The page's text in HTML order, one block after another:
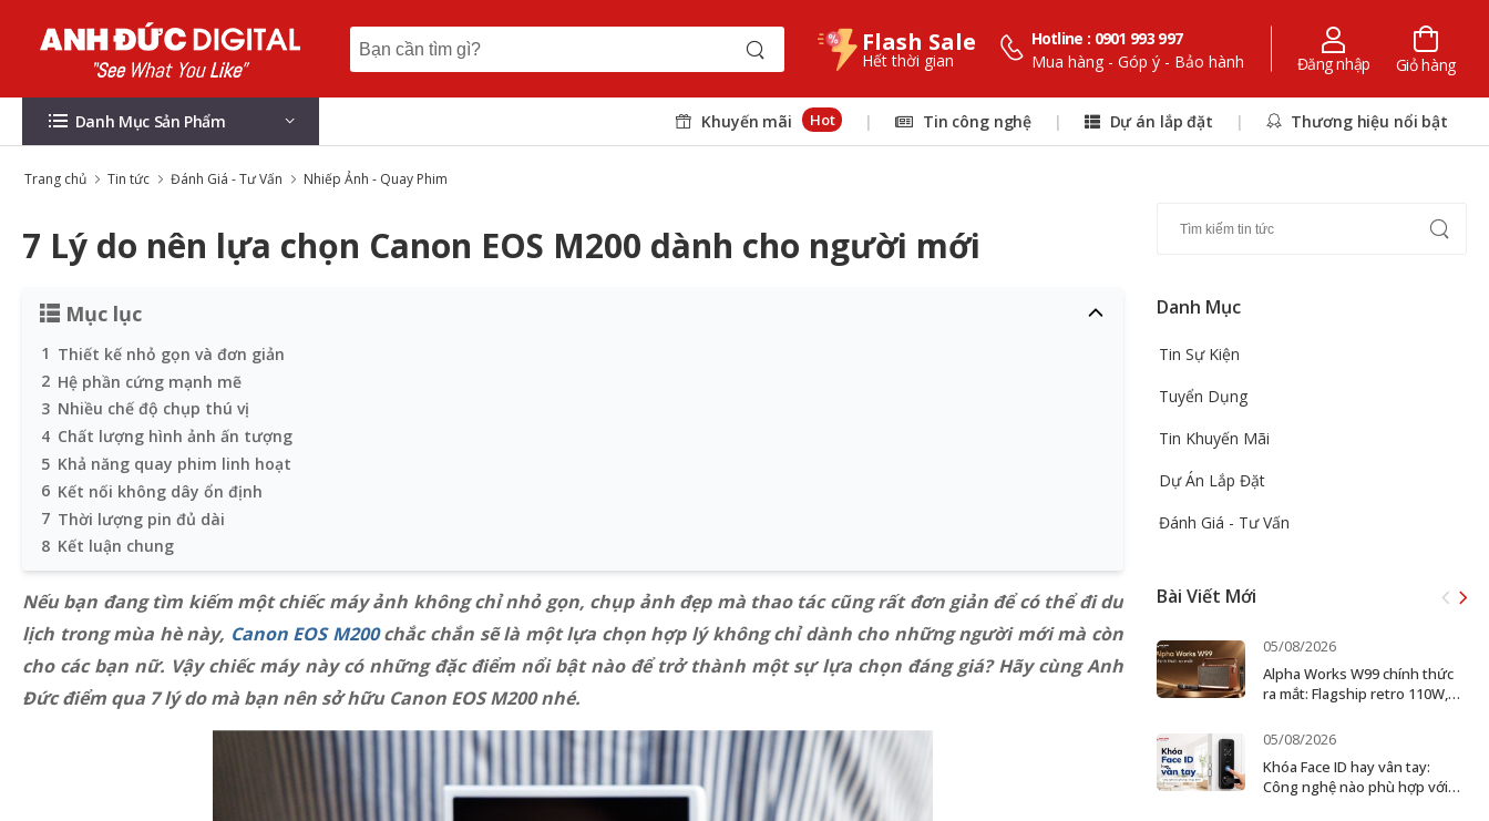
Flash Sale
Hết thời gian
Hotline : 0901 993 997
Mua hàng - Góp ý - Bảo hành
Đăng nhập Giỏ hàng
Danh Mục Sản Phẩm Khuyến mãi Hot | Tin công nghệ | Dự án lắp đặt | Thương hiệu nổi bật
Trang chủ Tin tức Đánh Giá - Tư Vấn Nhiếp Ảnh - Quay Phim
7 Lý do nên lựa chọn Canon EOS M200 dành cho người mới
Mục lục
1 Thiết kế nhỏ gọn và đơn giản
2 Hệ phần cứng mạnh mẽ
3 Nhiều chế độ chụp thú vị
4 Chất lượng hình ảnh ấn tượng
5 Khả năng quay phim linh hoạt
6 Kết nối không dây ổn định
7 Thời lượng pin đủ dài
8 Kết luận chung
Nếu bạn đang tìm kiếm một chiếc máy ảnh không chỉ nhỏ gọn, chụp ảnh đẹp mà thao tác cũng rất đơn giản để có thể đi du
lịch trong mùa hè này, Canon EOS M200chắc chắn sẽ là một lựa chọn hợp lý không chỉ dành cho những người mới mà còn
cho các bạn nữ. Vậy chiếc máy này có những đặc điểm nổi bật nào để trở thành một sự lựa chọn đáng giá? Hãy cùng Anh
Đức điểm qua 7 lý do mà bạn nên sở hữu Canon EOS M200 nhé.
Danh Mục
Tin Sự Kiện
Tuyển Dụng
Tin Khuyến Mãi
Dự Án Lắp Đặt
Đánh Giá - Tư Vấn
Bài Viết Mới
05/08/2026
Alpha Works W99 chính thức
ra mắt: Flagship retro 110W,
05/08/2026
Khóa Face ID hay vân tay:
Công nghệ nào phù hợp với